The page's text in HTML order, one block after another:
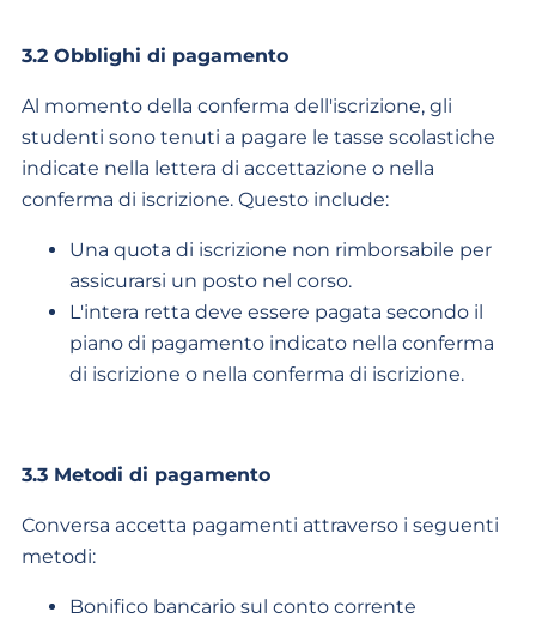
3.2 Obblighi di pagamento
Al momento della conferma dell'iscrizione, gli
studenti sono tenuti a pagare le tasse scolastiche
indicate nella lettera di accettazione o nella
conferma di iscrizione. Questo include:
Una quota di iscrizione non rimborsabile per
assicurarsi un posto nel corso.
L'intera retta deve essere pagata secondo il
piano di pagamento indicato nella conferma
di iscrizione o nella conferma di iscrizione.
3.3 Metodi di pagamento
Conversa accetta pagamenti attraverso i seguenti
metodi:
Bonifico bancario sul conto corrente